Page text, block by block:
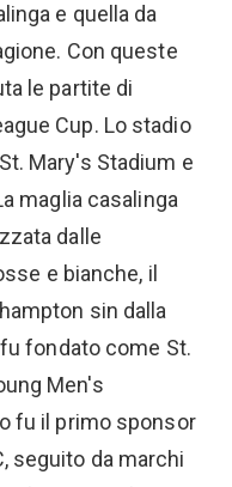
e quella da
Con queste
le partite di
Cup. Lo stadio
Mary's Stadium e
maglia casalinga
dalle
e bianche, il
sin dalla
fondato come St.
Men's
fu il primo sponsor
seguito da marchi